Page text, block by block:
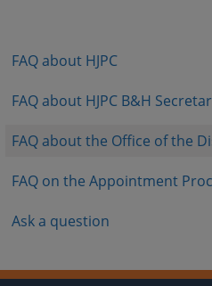
FAQ about HJPC
FAQ about HJPC B&H
FAQ about the Office of the
FAQ on the Appointment
Ask a question